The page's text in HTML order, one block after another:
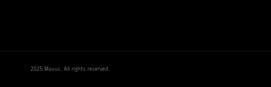
2025 Maxus. All rights reserved.